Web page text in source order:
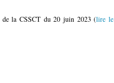
la CSSCT du 20 juin 2023 (lire le